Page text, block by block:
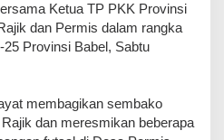
Ketua TP PKK Provinsi
dan Permis dalam rangka
Provinsi Babel, Sabtu
membagikan sembako
dan meresmikan beberapa